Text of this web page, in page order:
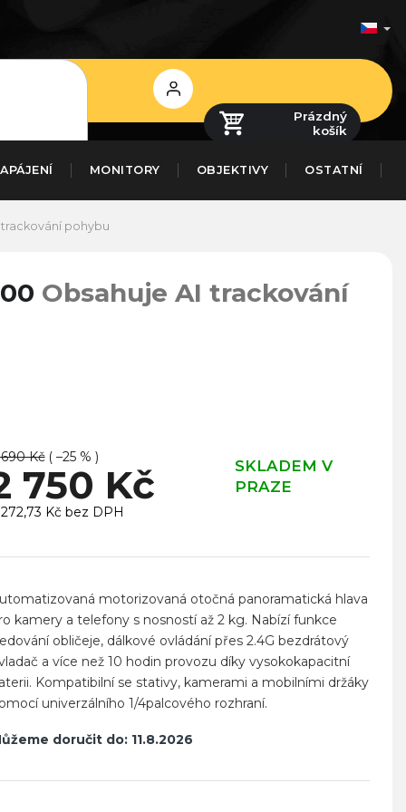
Přihlášení
Prázdný
košík
MONITORY OBJEKTIVY OSTATNÍ
trackování pohybu
Obsahuje AI trackování
Kč ( –25 % )
750 Kč
SKLADEM V
PRAZE
Kč bez DPH
doručit do: 11.8.2026
motorizovaná otočná panoramatická hlava
kamery a telefony s nosností až 2 kg. Nabízí funkce
obličeje, dálkové ovládání přes 2.4G bezdrátový
a více než 10 hodin provozu díky vysokokapacitní
Kompatibilní se stativy, kamerami a mobilními držáky
univerzálního 1/4palcového rozhraní.